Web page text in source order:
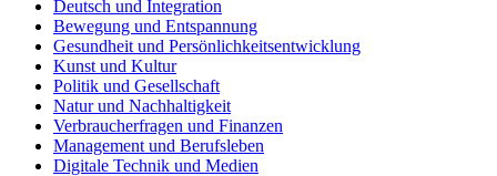
Deutsch und Integration
Bewegung und Entspannung
Gesundheit und Persönlichkeitsentwicklung
Kunst und Kultur
Politik und Gesellschaft
Natur und Nachhaltigkeit
Verbraucherfragen und Finanzen
Management und Berufsleben
Digitale Technik und Medien